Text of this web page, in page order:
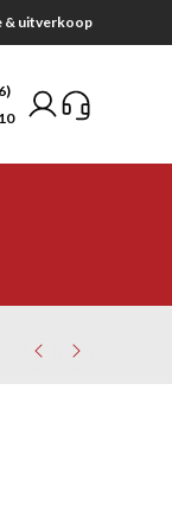
& uitverkoop